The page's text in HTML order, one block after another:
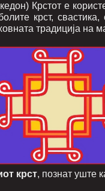
Крстот е
крст,
традиција на
крст, познат уште